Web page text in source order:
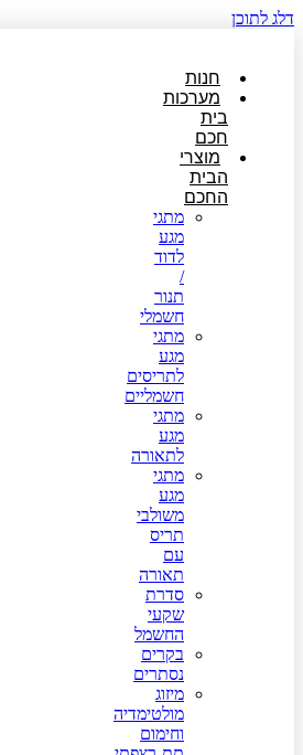
דלג לתוכן
חנות
מערכות
בית
חכם
מוצרי
הבית
החכם
מתגי
מגע
לדוד
/
תנור
חשמלי
מתגי
מגע
לתריסים
חשמליים
מתגי
מגע
לתאורה
מתגי
מגע
משולבי
תריס
עם
תאורה
סדרת
שקעי
החשמל
בקרים
נסתרים
מיזוג
מולטימדיה
וחימום